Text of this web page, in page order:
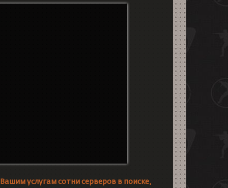
услугам сотни серверов в поиске,